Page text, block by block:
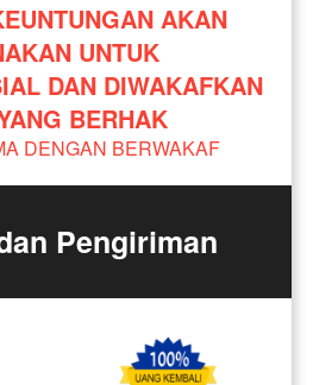
AKAN
UNTUK
DAN DIWAKAFKAN
BERHAK
DENGAN BERWAKAF
Pengiriman